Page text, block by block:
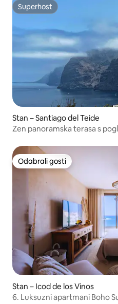
Superhost
Superhost
Stan – Santiago del Teide
Zen panoramska terasa s
Odabrali gosti
Odabrali gosti
Stan – Icod de los Vinos
6. Luksuzni apartmani Boho